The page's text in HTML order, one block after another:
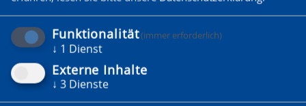
Funktionalität(immer erforderlich)
↓ 1 Dienst
Externe Inhalte
↓ 3 Dienste